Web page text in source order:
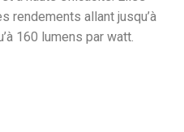
rendements allant jusqu’à
160 lumens par watt.